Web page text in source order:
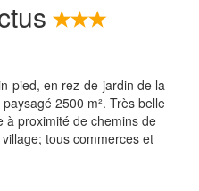
pied, en rez-de-jardin de la
2500 m². Très belle
à proximité de chemins de
tous commerces et